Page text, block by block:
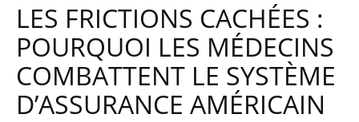
LES FRICTIONS CACHÉES :
POURQUOI LES MÉDECINS
COMBATTENT LE SYSTÈME
D’ASSURANCE AMÉRICAIN